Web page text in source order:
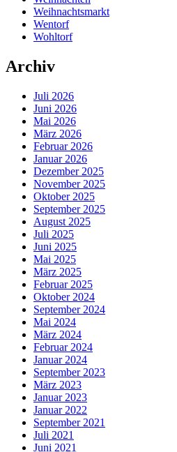
Weihnachtsmarkt
Wentorf
Wohltorf
Archiv
Juli 2026
Juni 2026
Mai 2026
März 2026
Februar 2026
Januar 2026
Dezember 2025
November 2025
Oktober 2025
September 2025
August 2025
Juli 2025
Juni 2025
Mai 2025
März 2025
Februar 2025
Oktober 2024
September 2024
Mai 2024
März 2024
Februar 2024
Januar 2024
September 2023
März 2023
Januar 2023
Januar 2022
September 2021
Juli 2021
Juni 2021